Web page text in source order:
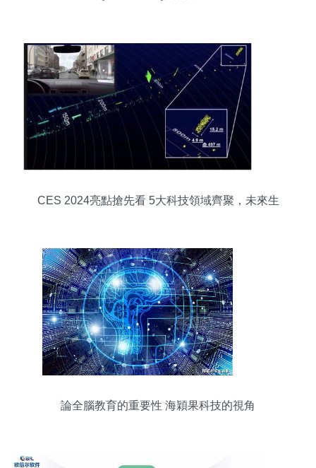
CES 2024亮點搶先看 5大科技領域齊聚，未來生
論全腦教育的重要性 海穎果科技的視角